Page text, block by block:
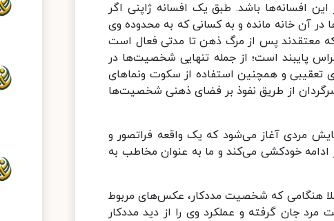
افسانه‌ها باشد. طبق یک افسانه ژاپنی اگر
آن خانه مانده و به کسانی که به محدوده وی
که معتقدند پس از مرگ ذهن تا مدتی فعال است
هراس پایبند است؛ از جمله تنهایی شخصیت‌ها در
تعقیبی و همچنین استفاده از سکوت ونماهای
سرگردان از طریق نفوذ بر فضای ذهنی شخصیت‌ها
مردی آغاز می‌شود که یک واقعه فراتصور و
خودکشی می‌کند و ما به عنوان مخاطب به
هنگامی که شخصیت مددکار، عکس‌های مربوط
جان گرفته و عملکرد وی را از دید مددکار